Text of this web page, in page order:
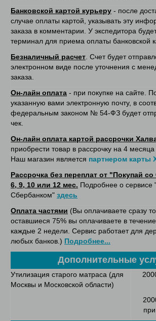
Банковской картой курьеру - после
случае оплаты картой, указывать эту
заказа в комментарии. У экспедитора
терминал для приема оплаты банковской
Безналичный расчет . Счет будет
электронном виде после уточнения с
заказа.
Он-лайн оплата - при покупке на сайте.
указанную вами электронную почту, в
федеральным законом № 54-ФЗ будет
чек.
Он-лайн оплата картой рассрочки
приобрести товар в рассрочку на 4 месяца
Наш магазин является партнером карты
Рассрочка без переплат от "Покупай
6, 9, 10 или 12 мес. Подробнее о сервисе
Сбербанком" здесь
Оплата частями (Вы оплачиваете сразу
оставшиеся 75% вы оплачиваете в
каждые 2 недели. Сервис работает для
любых банков.) Подробнее...
Дополнительные
Утилизация старого матраса (для
Москвы и Московской области)